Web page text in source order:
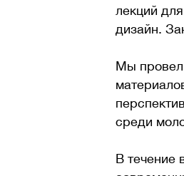
лекций
дизайн.
Мы
среди
В течение